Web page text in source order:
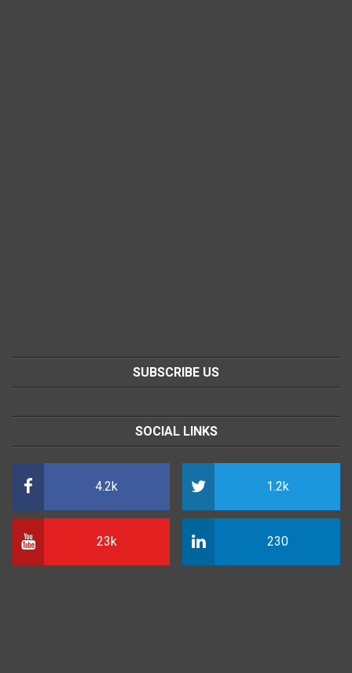
SUBSCRIBE US
SOCIAL LINKS
4.2k 1.2k
23k 230